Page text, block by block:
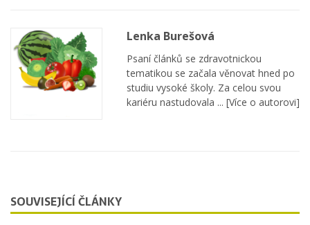
Lenka Burešová
Psaní článků se zdravotnickou
tematikou se začala věnovat hned po
studiu vysoké školy. Za celou svou
kariéru nastudovala ... [Více o autorovi]
SOUVISEJÍCÍ ČLÁNKY